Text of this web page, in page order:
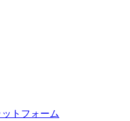
トフォーム